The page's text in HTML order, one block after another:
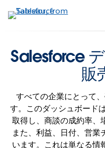
イ
Salesforce
販
すべての企業にとって
す。このダッシュボード
取得し、商談の成約率、
また、利益、日付、営業
います。これは単なる情